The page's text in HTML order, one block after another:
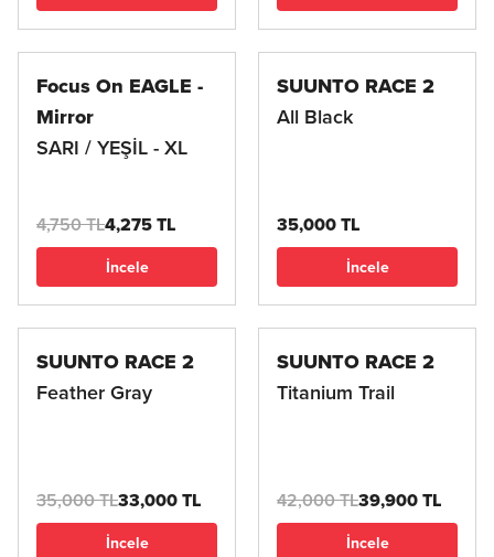
Focus On EAGLE -
Mirror
SARI / YEŞİL - XL
4,750 TL4,275 TL
İncele
SUUNTO RACE 2
All Black
35,000 TL
İncele
SUUNTO RACE 2
Feather Gray
35,000 TL33,000 TL
İncele
SUUNTO RACE 2
Titanium Trail
42,000 TL39,900 TL
İncele